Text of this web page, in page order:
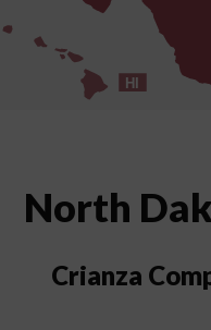
HI
North
Crianza